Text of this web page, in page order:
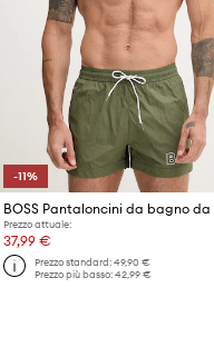
-11%
Prezzo attuale:
37,99 €
Prezzo standard: 49,90 €
Prezzo più basso: 42,99 €